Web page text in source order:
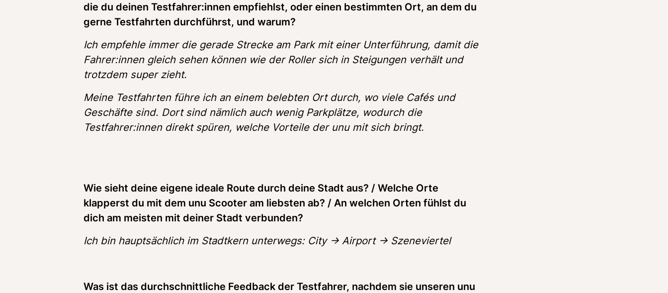
die du deinen Testfahrer:innen empfiehlst, oder einen bestimmten Ort, an dem du
gerne Testfahrten durchführst, und warum?
Ich empfehle immer die gerade Strecke am Park mit einer Unterführung, damit die
Fahrer:innen gleich sehen können wie der Roller sich in Steigungen verhält und
trotzdem super zieht.
Meine Testfahrten führe ich an einem belebten Ort durch, wo viele Cafés und
Geschäfte sind. Dort sind nämlich auch wenig Parkplätze, wodurch die
Testfahrer:innen direkt spüren, welche Vorteile der unu mit sich bringt.
Wie sieht deine eigene ideale Route durch deine Stadt aus? / Welche Orte
klapperst du mit dem unu Scooter am liebsten ab? / An welchen Orten fühlst du
dich am meisten mit deiner Stadt verbunden?
Ich bin hauptsächlich im Stadtkern unterwegs: City -> Airport -> Szeneviertel
Was ist das durchschnittliche Feedback der Testfahrer, nachdem sie unseren unu